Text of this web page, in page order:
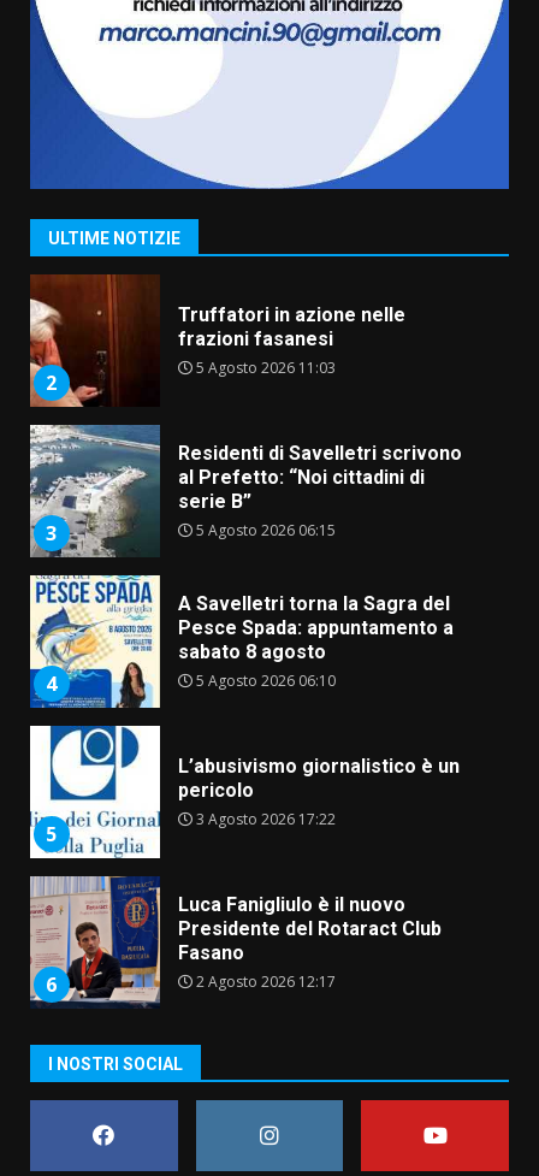
ULTIME NOTIZIE
Il Premio Internazionale Fajano
torna a Savelletri
2 Agosto 2026 06:05
1
Serie D, l’Us Fasano è escluso
dal campionato
5 Agosto 2026 17:30
2
Truffatori in azione nelle
frazioni fasanesi
5 Agosto 2026 11:03
3
Residenti di Savelletri scrivono
al Prefetto: “Noi cittadini di
serie B”
5 Agosto 2026 06:15
4
A Savelletri torna la Sagra del
Pesce Spada: appuntamento a
sabato 8 agosto
5 Agosto 2026 06:10
5
L’abusivismo giornalistico è un
pericolo
3 Agosto 2026 17:22
6
Luca Fanigliulo è il nuovo
Presidente del Rotaract Club
Fasano
2 Agosto 2026 12:17
Il Premio Internazionale Fajano
I NOSTRI SOCIAL